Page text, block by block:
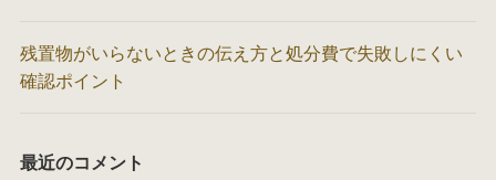
残置物がいらないときの伝え方と処分費で失敗しにくい
確認ポイント
最近のコメント